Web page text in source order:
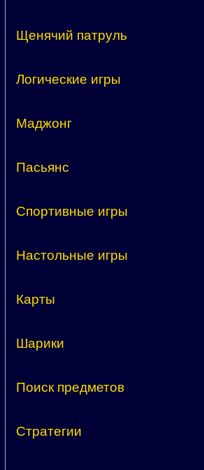
Щенячий патруль
Логические игры
Маджонг
Пасьянс
Спортивные игры
Настольные игры
Карты
Шарики
Поиск предметов
Стратегии